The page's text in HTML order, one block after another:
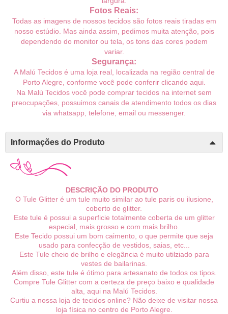
Fotos Reais:
Todas as imagens de nossos tecidos são fotos reais tiradas em
nosso estúdio. Mas ainda assim, pedimos muita atenção, pois
dependendo do monitor ou tela, os tons das cores podem
variar.
Segurança:
A Malú Tecidos é uma loja real, localizada na região central de
Porto Alegre, conforme você pode conferir clicando aqui.
Na Malú Tecidos você pode comprar tecidos na internet sem
preocupações, possuimos canais de atendimento todos os dias
via whatsapp, telefone, email ou messenger.
Informações do Produto
DESCRIÇÃO DO PRODUTO
O Tule Glitter é um tule muito similar ao tule paris ou ilusione,
coberto de glitter.
Este tule é possui a superficie totalmente coberta de um glitter
especial, mais grosso e com mais brilho.
Este Tecido possui um bom caimento, o que permite que seja
usado para confecção de vestidos, saias, etc...
Este Tule cheio de brilho e elegância é muito utilziado para
vestes de bailarinas.
Além disso, este tule é ótimo para artesanato de todos os tipos.
Compre Tule Glitter com a certeza de preço baixo e qualidade
alta, aqui na Malú Tecidos.
Curtiu a nossa loja de tecidos online? Não deixe de visitar nossa
loja física no centro de Porto Alegre.